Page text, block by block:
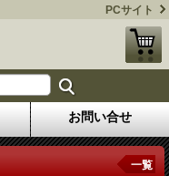
PCサイト
お問い合せ
一覧